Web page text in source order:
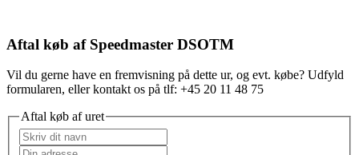
Aftal køb af Speedmaster DSOTM
Vil du gerne have en fremvisning på dette ur, og evt. købe? Udfyld
formularen, eller kontakt os på tlf: +45 20 11 48 75
Aftal køb af uret